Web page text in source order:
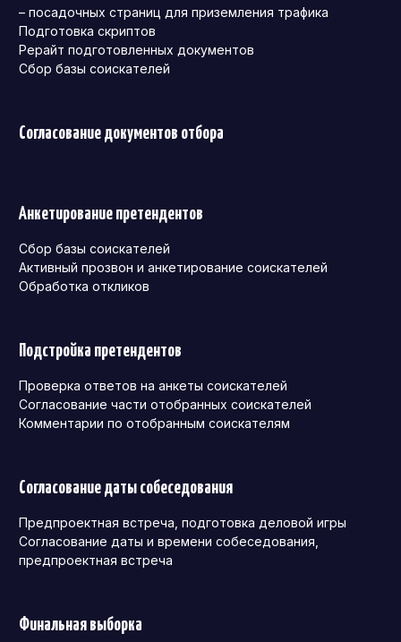
– посадочных страниц для приземления трафика
Подготовка скриптов
Рерайт подготовленных документов
Сбор базы соискателей
Согласование документов отбора
Анкетирование претендентов
Сбор базы соискателей
Активный прозвон и анкетирование соискателей
Обработка откликов
Подстройка претендентов
Проверка ответов на анкеты соискателей
Согласование части отобранных соискателей
Комментарии по отобранным соискателям
Согласование даты собеседования
Предпроектная встреча, подготовка деловой игры
Согласование даты и времени собеседования,
предпроектная встреча
Финальная выборка